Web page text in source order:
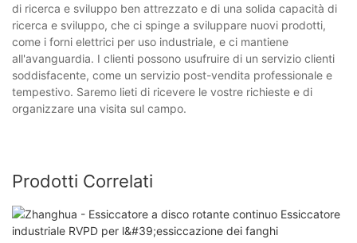
di ricerca e sviluppo ben attrezzato e di una solida capacità di
ricerca e sviluppo, che ci spinge a sviluppare nuovi prodotti,
come i forni elettrici per uso industriale, e ci mantiene
all'avanguardia. I clienti possono usufruire di un servizio clienti
soddisfacente, come un servizio post-vendita professionale e
tempestivo. Saremo lieti di ricevere le vostre richieste e di
organizzare una visita sul campo.
Prodotti Correlati